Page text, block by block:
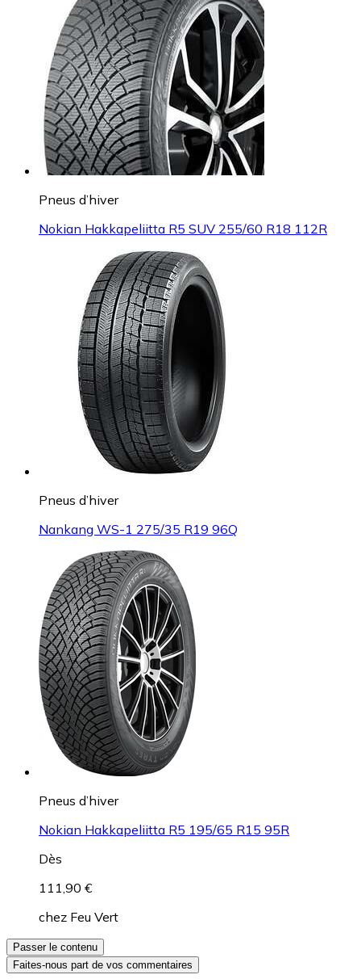
Pneus d’hiver
Nokian Hakkapeliitta R5 SUV 255/60 R18 112R
Pneus d’hiver
Nankang WS-1 275/35 R19 96Q
Pneus d’hiver
Nokian Hakkapeliitta R5 195/65 R15 95R
Dès
111,90 €
chez Feu Vert
Passer le contenu
Faites-nous part de vos commentaires